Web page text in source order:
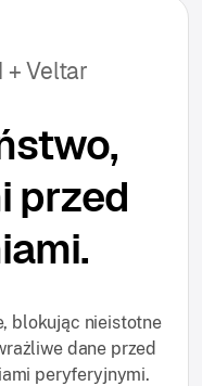
+ Veltar
przed
blokując nieistotne
dane przed
peryferyjnymi.